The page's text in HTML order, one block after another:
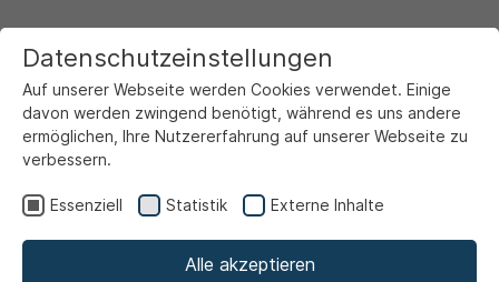
Datenschutzeinstellungen
Auf unserer Webseite werden Cookies verwendet. Einige
davon werden zwingend benötigt, während es uns andere
ermöglichen, Ihre Nutzererfahrung auf unserer Webseite zu
verbessern.
Essenziell Statistik Externe Inhalte
Alle akzeptieren